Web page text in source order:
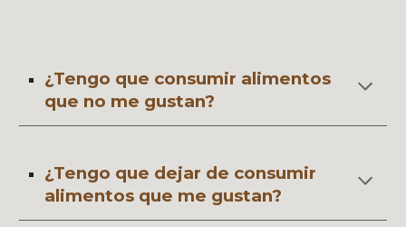
¿Tengo que consumir alimentos
que no me gustan?
¿Tengo que dejar de consumir
alimentos que me gustan?